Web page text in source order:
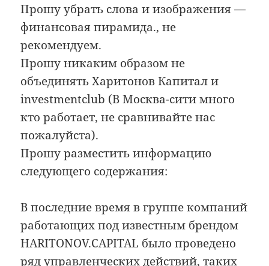
Прошу убрать слова и изображения —
финансовая пирамида., не
рекомендуем.
Прошу никаким образом не
объединять Харитонов Капитал и
investmentclub (В Москва-сити много
кто работает, не сравнивайте нас
пожалуйста).
Прошу разместить информацию
следующего содержания:
В последние время в группе компаний
работающих под известным брендом
HARITONOV.CAPITAL было проведено
ряд управленческих действий, таких